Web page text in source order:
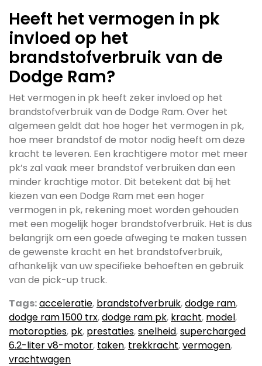
Heeft het vermogen in pk
invloed op het
brandstofverbruik van de
Dodge Ram?
Het vermogen in pk heeft zeker invloed op het
brandstofverbruik van de Dodge Ram. Over het
algemeen geldt dat hoe hoger het vermogen in pk,
hoe meer brandstof de motor nodig heeft om deze
kracht te leveren. Een krachtigere motor met meer
pk’s zal vaak meer brandstof verbruiken dan een
minder krachtige motor. Dit betekent dat bij het
kiezen van een Dodge Ram met een hoger
vermogen in pk, rekening moet worden gehouden
met een mogelijk hoger brandstofverbruik. Het is dus
belangrijk om een goede afweging te maken tussen
de gewenste kracht en het brandstofverbruik,
afhankelijk van uw specifieke behoeften en gebruik
van de pick-up truck.
Tags:acceleratie, brandstofverbruik,dodge ram,
dodge ram 1500 trx,dodge ram pk, kracht, model,
motoropties, pk, prestaties,snelheid,supercharged
6.2-liter v8-motor, taken, trekkracht,vermogen,
vrachtwagen